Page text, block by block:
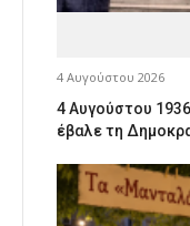
4 Αυγούστου 2026
4 Αυγούστου
έβαλε τη